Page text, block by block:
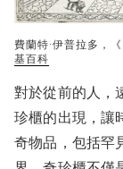
費蘭特·伊普拉多，
基百科
對於從前的人，
珍櫃的出現，讓
奇物品，包括罕